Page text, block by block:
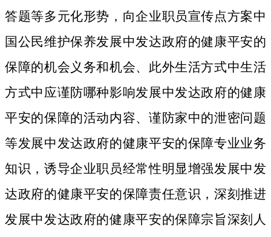
答题等多元化形势，向企业职员宣传点方案中
国公民维护保养发展中发达政府的健康平安的
保障的机会义务和机会、此外生活方式中生活
方式中应谨防哪种影响发展中发达政府的健康
平安的保障的活动内容、谨防家中的泄密问题
等发展中发达政府的健康平安的保障专业业务
知识，诱导企业职员经常性明显增强发展中发
达政府的健康平安的保障责任意识，深刻推进
发展中发达政府的健康平安的保障宗旨深刻人